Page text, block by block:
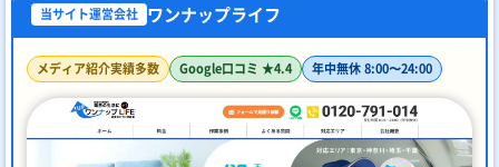
当サイト運営会社 ワンナップライフ
メディア紹介実績多数 Google口コミ ★4.4 年中無休 8:00〜24:00